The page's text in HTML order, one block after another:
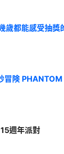
歲都能感受抽獎
冒険
週年派對